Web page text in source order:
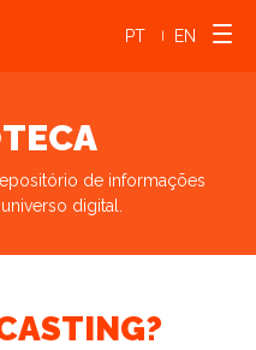
PT | EN
de informações
digital.